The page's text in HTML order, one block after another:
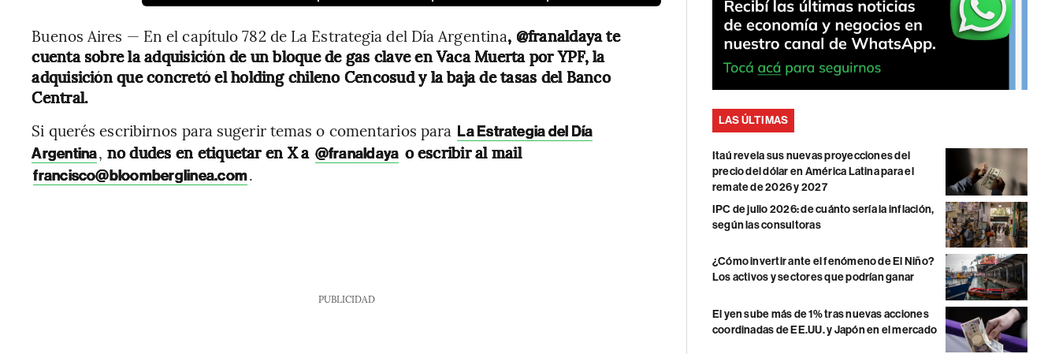
Buenos Aires — En el capítulo 782 de La Estrategia del Día Argentina, @franaldaya te
cuenta sobre la adquisición de un bloque de gas clave en Vaca Muerta por YPF, la
adquisición que concretó el holding chileno Cencosud y la baja de tasas del Banco
Central.
Si querés escribirnos para sugerir temas o comentarios para La Estrategia del Día
Argentina, no dudes en etiquetar en X a @franaldaya o escribir al mail
francisco@bloomberglinea.com.
PUBLICIDAD
LAS ÚLTIMAS
Itaú revela sus nuevas proyecciones del
precio del dólar en América Latina para el
remate de 2026 y 2027
IPC de julio 2026: de cuánto sería la inflación,
según las consultoras
¿Cómo invertir ante el fenómeno de El Niño?
Los activos y sectores que podrían ganar
El yen sube más de 1% tras nuevas acciones
coordinadas de EE.UU. y Japón en el mercado